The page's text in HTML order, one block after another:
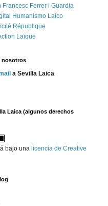
Francesc Ferrer i Guardia
Humanismo Laico
République
Laïque
nosotros
a Sevilla Laica
Laica (algunos derechos
bajo una licencia de Creative